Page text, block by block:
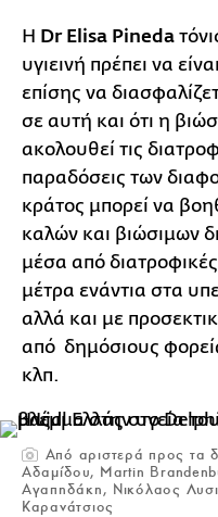
Η Dr Elisa Pineda
υγιεινή πρέπει να
επίσης να
σε αυτή και ότι η
ακολουθεί τις
παραδόσεις των
κράτος μπορεί να
καλών και βιώσιμων
μέσα από
μέτρα ενάντια στα
αλλά και με
από δημόσιους
κλπ.
Από αριστερά προς τα
Αδαμίδου, Martin
Αγαπηδάκη, Νικόλαος
Καρανάτσιος